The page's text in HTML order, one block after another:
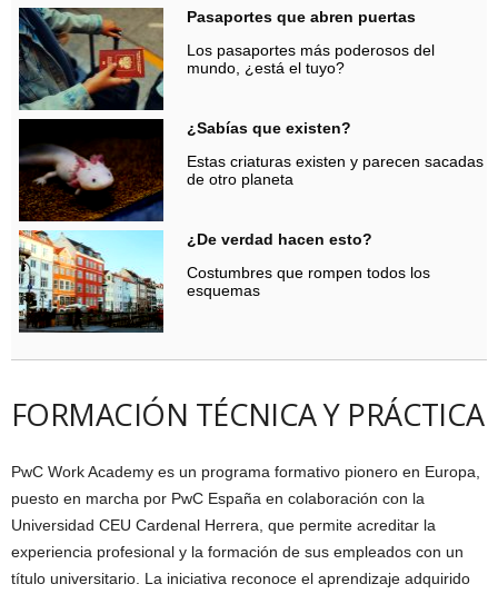
Pasaportes que abren puertas
Los pasaportes más poderosos del
mundo, ¿está el tuyo?
¿Sabías que existen?
Estas criaturas existen y parecen sacadas
de otro planeta
¿De verdad hacen esto?
Costumbres que rompen todos los
esquemas
FORMACIÓN TÉCNICA Y PRÁCTICA
PwC Work Academy es un programa formativo pionero en Europa,
puesto en marcha por PwC España en colaboración con la
Universidad CEU Cardenal Herrera, que permite acreditar la
experiencia profesional y la formación de sus empleados con un
título universitario. La iniciativa reconoce el aprendizaje adquirido